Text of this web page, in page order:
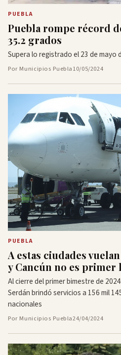
PUEBLA
Puebla rompe récord
35.2 grados
Supera lo registrado el 23 de mayo
Por Municipios Puebla10/05/2024
PUEBLA
A estas ciudades
y Cancún no es primer
Al cierre del primer bimestre de
Serdán brindó servicios a 156 mil
nacionales
Por Municipios Puebla24/04/2024